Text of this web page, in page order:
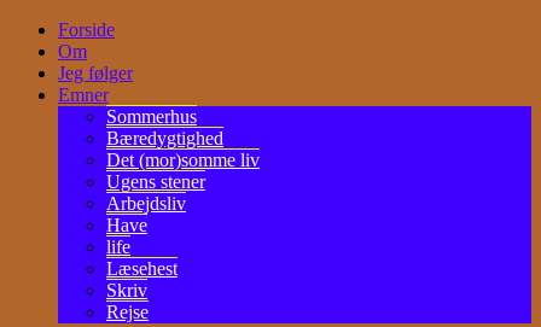
Forside
Om
Jeg følger
Emner
Sommerhus
Bæredygtighed
Det (mor)somme liv
Ugens stener
Arbejdsliv
Have
life
Læsehest
Skriv
Rejse